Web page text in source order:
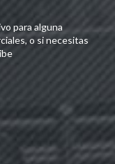
para alguna
o si necesitas